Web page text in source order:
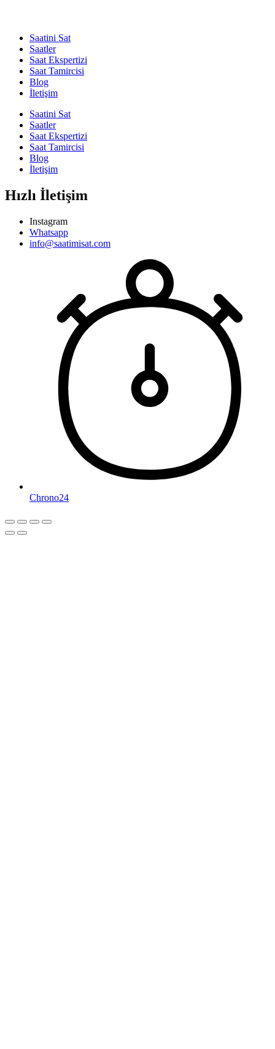
Saatini Sat
Saatler
Saat Ekspertizi
Saat Tamircisi
Blog
İletişim
Saatini Sat
Saatler
Saat Ekspertizi
Saat Tamircisi
Blog
İletişim
Hızlı İletişim
Instagram
Whatsapp
info@saatimisat.com
Chrono24